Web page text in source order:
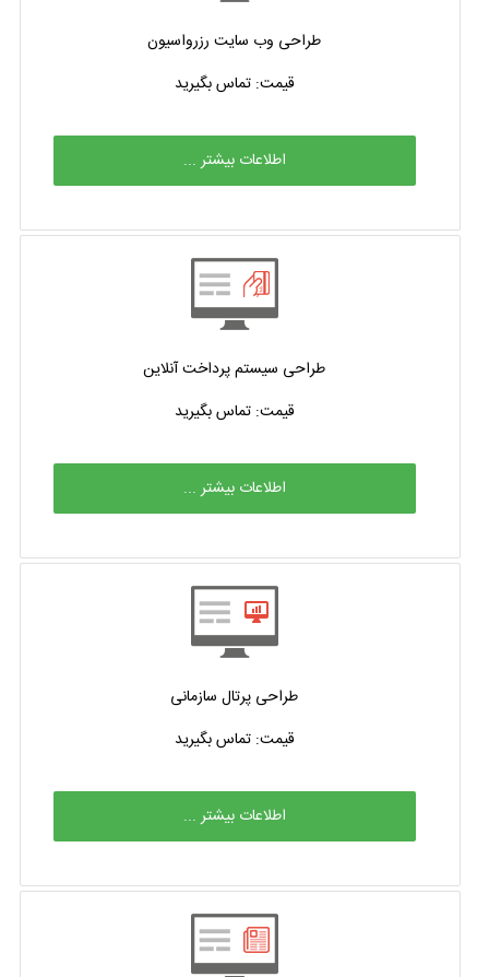
طراحی وب سایت رزرواسیون
قیمت: تماس بگیرید
اطلاعات بیشتر ...
طراحی سیستم پرداخت آنلاین
قیمت: تماس بگیرید
اطلاعات بیشتر ...
طراحی پرتال سازمانی
قیمت: تماس بگیرید
اطلاعات بیشتر ...